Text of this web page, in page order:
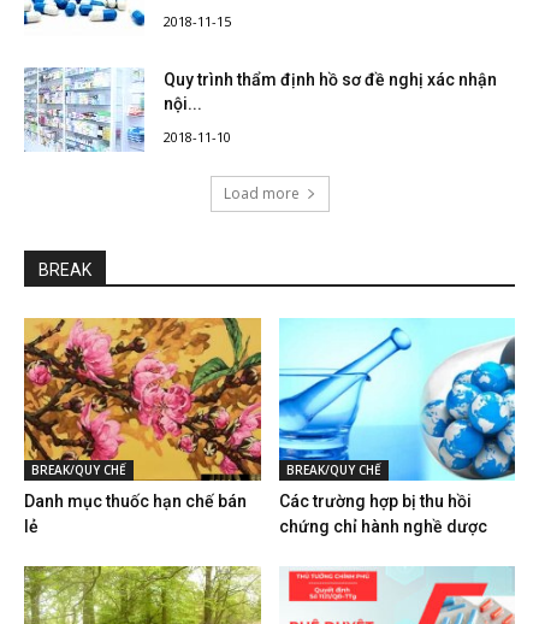
2018-11-15
Quy trình thẩm định hồ sơ đề nghị xác nhận
nội...
2018-11-10
Load more
BREAK
BREAK/QUY CHẾ
Danh mục thuốc hạn chế bán
lẻ
BREAK/QUY CHẾ
Các trường hợp bị thu hồi
chứng chỉ hành nghề dược